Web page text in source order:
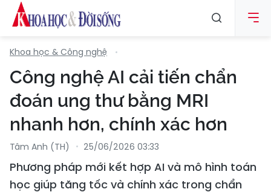
Khoa học & Công nghệ
Công nghệ AI cải tiến chẩn
đoán ung thư bằng MRI
nhanh hơn, chính xác hơn
Tâm Anh (TH) 25/06/2026 03:33
Phương pháp mới kết hợp AI và mô hình toán
học giúp tăng tốc và chính xác trong chẩn